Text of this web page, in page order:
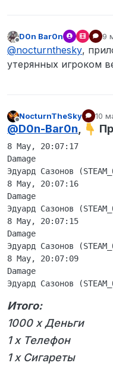
Не в сети
D0n Bar0n 9
@nocturnthesky,
утерянных игроком
Не в сети
NocturnTheSky 10
@D0n-Bar0n
8 May, 20:07:17
Damage
Эдуард Сазонов
8 May, 20:07:16
Damage
Эдуард Сазонов
8 May, 20:07:15
Damage
Эдуард Сазонов
8 May, 20:07:09
Damage
Итого:
1000 x Деньги
1 x Телефон
1 x Сигареты